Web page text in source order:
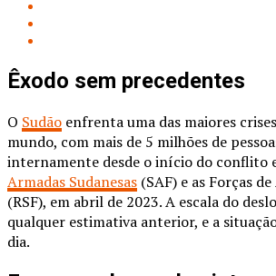
Êxodo sem precedentes
O Sudão enfrenta uma das maiores
mundo, com mais de 5 milhões de
internamente desde o início do conflito
Armadas Sudanesas (SAF) e as Forças
(RSF), em abril de 2023. A escala do
qualquer estimativa anterior, e a
dia.